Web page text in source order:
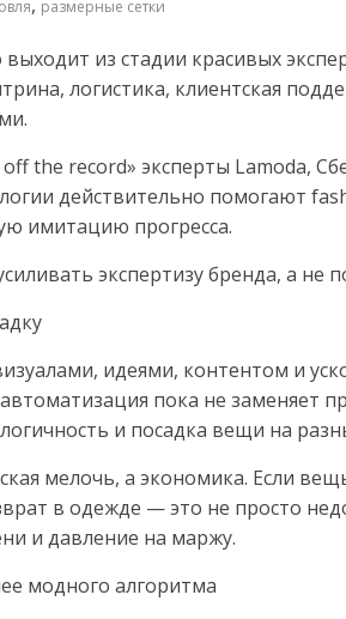
размерные сетки
из стадии красивых
логистика, клиентская
the record» эксперты Lamoda,
действительно помогают
имитацию прогресса.
экспертизу бренда, а не
идеями, контентом и
пока не заменяет
и посадка вещи на
мелочь, а экономика. Если
в одежде — это не просто
и давление на маржу.
модного алгоритма